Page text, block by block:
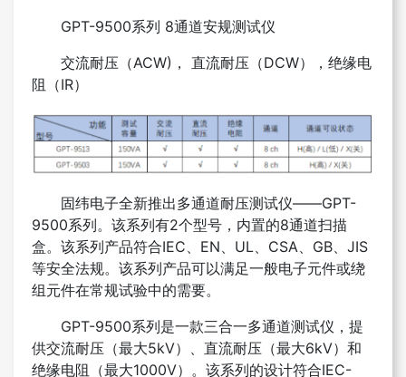
GPT-9500系列 8通道安规测试仪
交流耐压（ACW)， 直流耐压（DCW），绝缘电
阻（IR）
固纬电子全新推出多通道耐压测试仪——GPT-
9500系列。该系列有2个型号，内置的8通道扫描
盒。该系列产品符合IEC、EN、UL、CSA、GB、JIS
等安全法规。该系列产品可以满足一般电子元件或绕
组元件在常规试验中的需要。
GPT-9500系列是一款三合一多通道测试仪，提
供交流耐压（最大5kV）、直流耐压（最大6kV）和
绝缘电阻（最大1000V）。该系列的设计符合IEC-